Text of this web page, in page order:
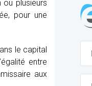
plusieurs
pour une
le capital
entre
aux